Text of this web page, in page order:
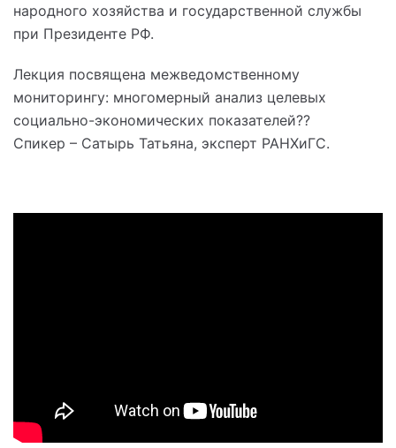
народного хозяйства и государственной службы
при Президенте РФ.
Лекция посвящена межведомственному
мониторингу: многомерный анализ целевых
социально-экономических показателей??
Спикер – Сатырь Татьяна, эксперт РАНХиГС.